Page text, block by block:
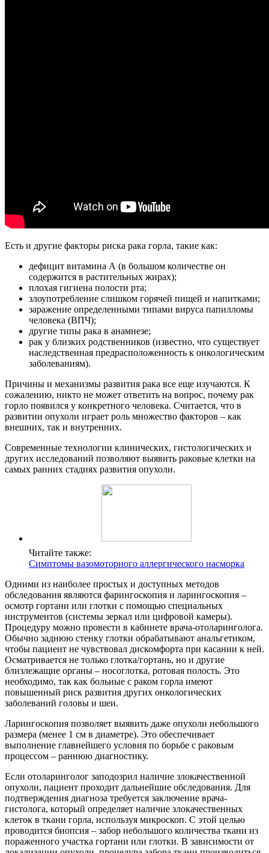
Есть и другие факторы риска рака горла, такие как:
дефицит витамина А (в большом количестве он
содержится в растительных жирах);
плохая гигиена полости рта;
злоупотребление слишком горячей пищей и напитками;
заражение определенными типами вируса папилломы
человека (ВПЧ);
другие типы рака в анамнезе;
рак у близких родственников (известно, что существует
наследственная предрасположенность к онкологическим
заболеваниям).
Причины и механизмы развития рака все еще изучаются. К
сожалению, никто не может ответить на вопрос, почему рак
горло появился у конкретного человека. Считается, что в
развитии опухоли играет роль множество факторов – как
внешних, так и внутренних.
Современные технологии клинических, гистологических и
других исследований позволяют выявить раковые клетки на
самых ранних стадиях развития опухоли.
Читайте также:
Симптомы вазомоторного аллергического насморка
Одними из наиболее простых и доступных методов
обследования являются фарингоскопия и ларингоскопия –
осмотр гортани или глотки с помощью специальных
инструментов (системы зеркал или цифровой камеры).
Процедуру можно провести в кабинете врача-отоларинголога.
Обычно заднюю стенку глотки обрабатывают анальгетиком,
чтобы пациент не чувствовал дискомфорта при касании к ней.
Осматривается не только глотка/гортань, но и другие
близлежащие органы – носоглотка, ротовая полость. Это
необходимо, так как больные с раком горла имеют
повышенный риск развития других онкологических
заболеваний головы и шеи.
Ларингоскопия позволяет выявить даже опухоли небольшого
размера (менее 1 см в диаметре). Это обеспечивает
выполнение главнейшего условия по борьбе с раковым
процессом – раннюю диагностику.
Если отоларинголог заподозрил наличие злокачественной
опухоли, пациент проходит дальнейшие обследования. Для
подтверждения диагноза требуется заключение врача-
гистолога, который определяет наличие злокачественных
клеток в ткани горла, используя микроскоп. С этой целью
проводится биопсия – забор небольшого количества ткани из
пораженного участка гортани или глотки. В зависимости от